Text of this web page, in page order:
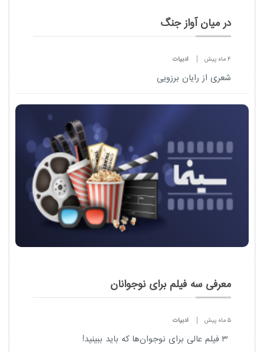
در میان آواز جنگ
4 ماه پیش ادبیات
شعری از رایان برزویی
معرفی سه فیلم برای نوجوانان
5 ماه پیش ادبیات